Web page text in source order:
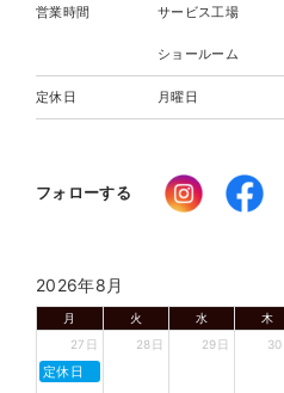
営業時間 サービス工場
ショールーム
定休日 月曜日
フォローする
2026年8月
月 火 水 木
27日
定休日
28日 29日 30